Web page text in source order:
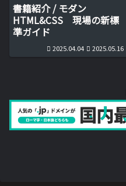
書籍紹介 / モダン
HTML&CSS 現場の新標
準ガイド
2025.04.04 2025.05.16